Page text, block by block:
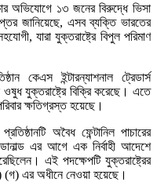
অভিযোগে ১৩ জনের বিরুদ্ধে ভিসা
দপ্তর জানিয়েছে, এসব ব্যক্তি ভারতের
যারা যুক্তরাষ্ট্রে বিপুল পরিমাণ
কেএস ইন্টারন্যাশনাল ট্রেডার্স
ওষুধ যুক্তরাষ্ট্রে বিক্রি করেছে। এতে
ক্ষতিগ্রস্ত হয়েছে।
অবৈধ ফেন্টানিল পাচারের
এর আগে এক নির্বাহী আদেশে
এই পদক্ষেপটি যুক্তরাষ্ট্রের
এর অধীনে নেওয়া হয়েছে।